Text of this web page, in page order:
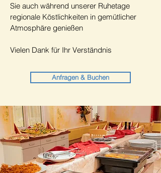
Sie auch während unserer Ruhetage
regionale Köstlichkeiten in gemütlicher
Atmosphäre genießen
Vielen Dank für Ihr Verständnis
Anfragen & Buchen